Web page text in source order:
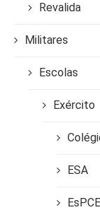
Revalida
Militares
Escolas
Exército
ESA